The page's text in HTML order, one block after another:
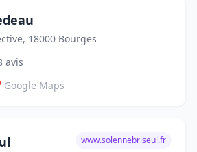
18000 Bourges
avis
Google Maps
www.solennebriseul.fr